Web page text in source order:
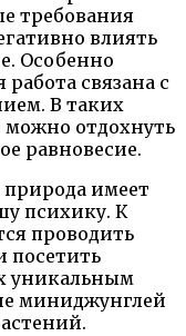
требования
влиять
Особенно
связана с
В таких
можно отдохнуть
равновесие.
имеет
психику. К
проводить
посетить
уникальным
миниджунглей